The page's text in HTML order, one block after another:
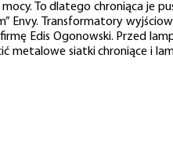
To dlatego chroniąca je
Envy. Transformatory
Edis Ogonowski. Przed
metalowe siatki chroniące i